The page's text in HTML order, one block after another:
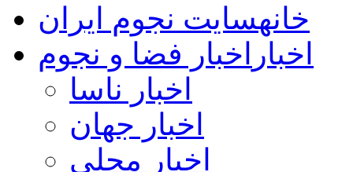
خانهسایت نجوم ایران
اخبار اخبار فضا و نجوم
اخبار ناسا
اخبار جهان
اخبار محلی